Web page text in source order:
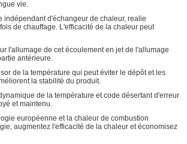
vie.
indépendant d'échangeur de chaleur, realie
de chauffage. L'efficacité de la chaleur peut
l'allumage de cet écoulement en jet de l'allumage
antérieure.
de la température qui peut éviter le dépôt et les
la stabilité du produit.
de la température et code désertant d'erreur
et maintenu.
européenne et la chaleur de combustion
augmentez l'efficacité de la chaleur et économisez